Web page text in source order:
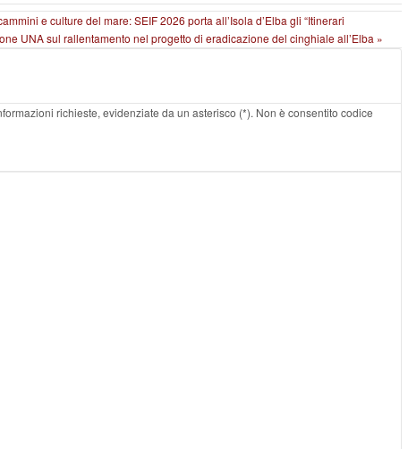
e culture del mare: SEIF 2026 porta all’Isola d’Elba gli “Itinerari
UNA sul rallentamento nel progetto di eradicazione del cinghiale all’Elba »
richieste, evidenziate da un asterisco (*). Non è consentito codice